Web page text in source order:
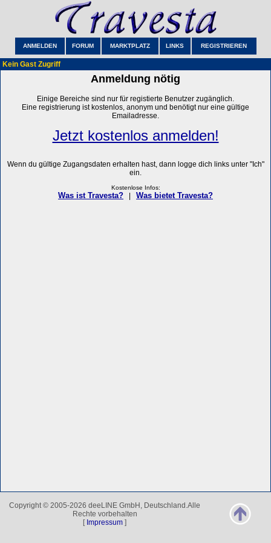
ANMELDEN FORUM MARKTPLATZ LINKS REGISTRIEREN
Kein Gast Zugriff
Anmeldung nötig
Einige Bereiche sind nur für registierte Benutzer zugänglich.
Eine registrierung ist kostenlos, anonym und benötigt nur eine gültige
Emailadresse.
Jetzt kostenlos anmelden!
Wenn du gültige Zugangsdaten erhalten hast, dann logge dich links unter "Ich"
ein.
Kostenlose Infos:
Was ist Travesta? Was bietet Travesta?
Copyright © 2005-2026 deeLINE GmbH, Deutschland.Alle
Rechte vorbehalten
[ Impressum ]